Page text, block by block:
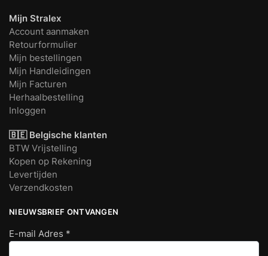
Mijn Stralex
Account aanmaken
Retourformulier
Mijn bestellingen
Mijn Handleidingen
Mijn Facturen
Herhaalbestelling
Inloggen
🇧🇪 Belgische klanten
BTW Vrijstelling
Kopen op Rekening
Levertijden
Verzendkosten
NIEUWSBRIEF ONTVANGEN
E-mail Adres *